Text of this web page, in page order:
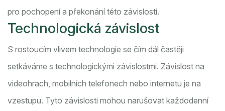
pro pochopení a překonání této závislosti.
Technologická závislost
S rostoucím vlivem technologie se čím dál častěji
setkáváme s technologickými závislostmi. Závislost na
videohrach, mobilních telefonech nebo internetu je na
vzestupu. Tyto závislosti mohou narušovat každodenní